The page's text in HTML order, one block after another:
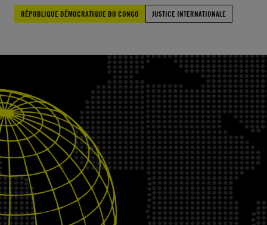
RÉPUBLIQUE DÉMOCRATIQUE DU CONGO
JUSTICE INTERNATIONALE